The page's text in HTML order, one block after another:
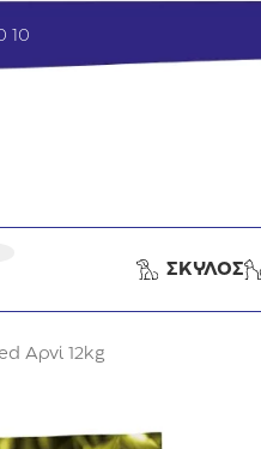
10
ΣΚΥΛΟΣ
Αρνί 12kg